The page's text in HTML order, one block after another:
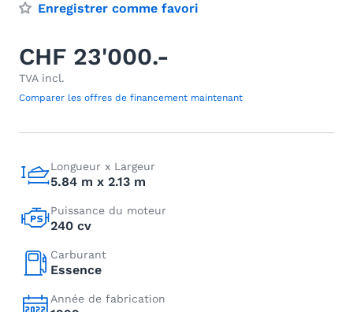
Enregistrer comme favori
CHF 23'000.-
TVA incl.
Comparer les offres de financement maintenant
Longueur x Largeur
5.84 m x 2.13 m
Puissance du moteur
240 cv
Carburant
Essence
Année de fabrication